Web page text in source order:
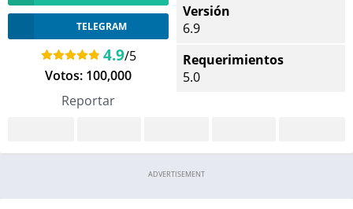
TELEGRAM
4.9/5
Votos: 100,000
Reportar
Versión
6.9
Requerimientos
5.0
ADVERTISEMENT